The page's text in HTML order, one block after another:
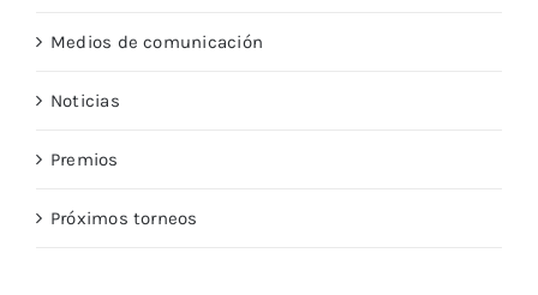
Medios de comunicación
Noticias
Premios
Próximos torneos